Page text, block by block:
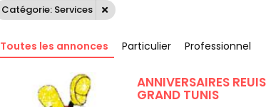
Catégorie: Services
Toutes les annonces Particulier Professionnel
ANNIVERSAIRES
GRAND TUNIS